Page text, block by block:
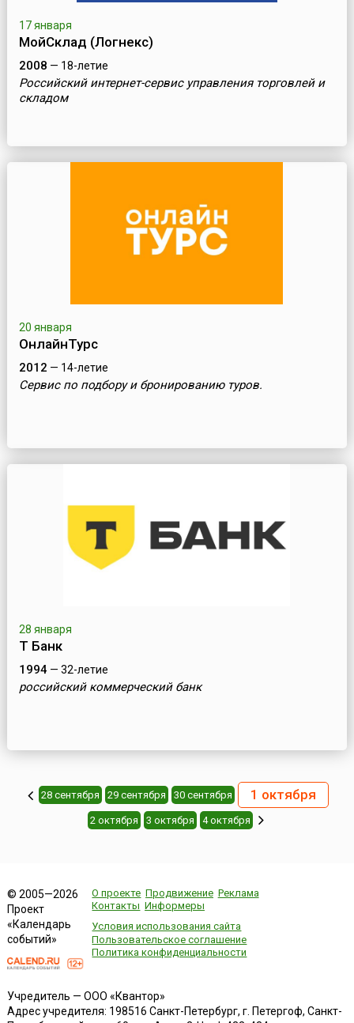
17 января
МойСклад (Логнекс)
2008 — 18-летие
Российский интернет-сервис управления торговлей и
складом
20 января
ОнлайнТурс
2012 — 14-летие
Сервис по подбору и бронированию туров.
28 января
Т Банк
1994— 32-летие
российский коммерческий банк
28 сентября 29 сентября 30 сентября 1 октября
2 октября 3 октября 4 октября
© 2005—2026
Проект
«Календарь
событий»
О проекте Продвижение Реклама
Контакты Информеры
Условия использования сайта
Пользовательское соглашение
Политика конфиденциальности
Учредитель — ООО «Квантор»
Адрес учредителя: 198516 Санкт-Петербург, г. Петергоф, Санкт-